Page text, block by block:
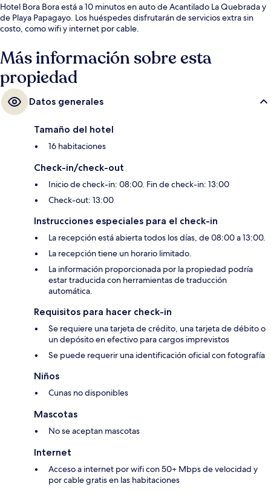
Hotel Bora Bora está a 10 minutos en auto de Acantilado La Quebrada y
de Playa Papagayo. Los huéspedes disfrutarán de servicios extra sin
costo, como wifi y internet por cable.
Más información sobre esta
propiedad
Datos generales
Tamaño del hotel
16 habitaciones
Check-in/check-out
Inicio de check-in: 08:00. Fin de check-in: 13:00
Check-out: 13:00
Instrucciones especiales para el check-in
La recepción está abierta todos los días, de 08:00 a 13:00.
La recepción tiene un horario limitado.
La información proporcionada por la propiedad podría
estar traducida con herramientas de traducción
automática.
Requisitos para hacer check-in
Se requiere una tarjeta de crédito, una tarjeta de débito o
un depósito en efectivo para cargos imprevistos
Se puede requerir una identificación oficial con fotografía
Niños
Cunas no disponibles
Mascotas
No se aceptan mascotas
Internet
Acceso a internet por wifi con 50+ Mbps de velocidad y
por cable gratis en las habitaciones